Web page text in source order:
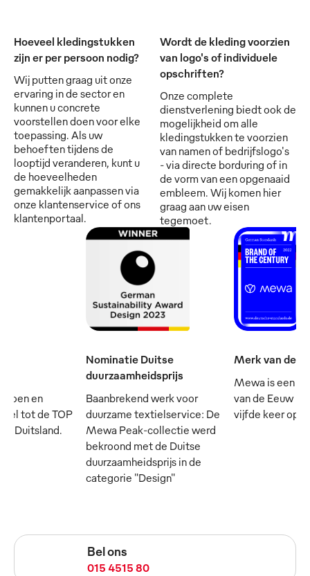
Hoeveel kledingstukken
zijn er per persoon nodig?
Wij putten graag uit onze
ervaring in de sector en
kunnen u concrete
voorstellen doen voor elke
toepassing. Als uw
behoeften tijdens de
looptijd veranderen, kunt u
de hoeveelheden
gemakkelijk aanpassen via
onze klantenservice of ons
klantenportaal.
Wordt de kleding voorzien
van logo's of individuele
opschriften?
Onze complete
dienstverlening biedt ook de
mogelijkheid om alle
kledingstukken te voorzien
van namen of bedrijfslogo's
- via directe borduring of in
de vorm van een opgenaaid
embleem. Wij komen hier
graag aan uw eisen
tegemoet.
en
tot de TOP
in Duitsland.
Nominatie Duitse
duurzaamheidsprijs
Baanbrekend werk voor
duurzame textielservice: De
Mewa Peak-collectie werd
bekroond met de Duitse
duurzaamheidsprijs in de
categorie "Design"
Merk van de
Mewa is een
van de Eeuw -
vijfde keer op
Bel ons
015 4515 80